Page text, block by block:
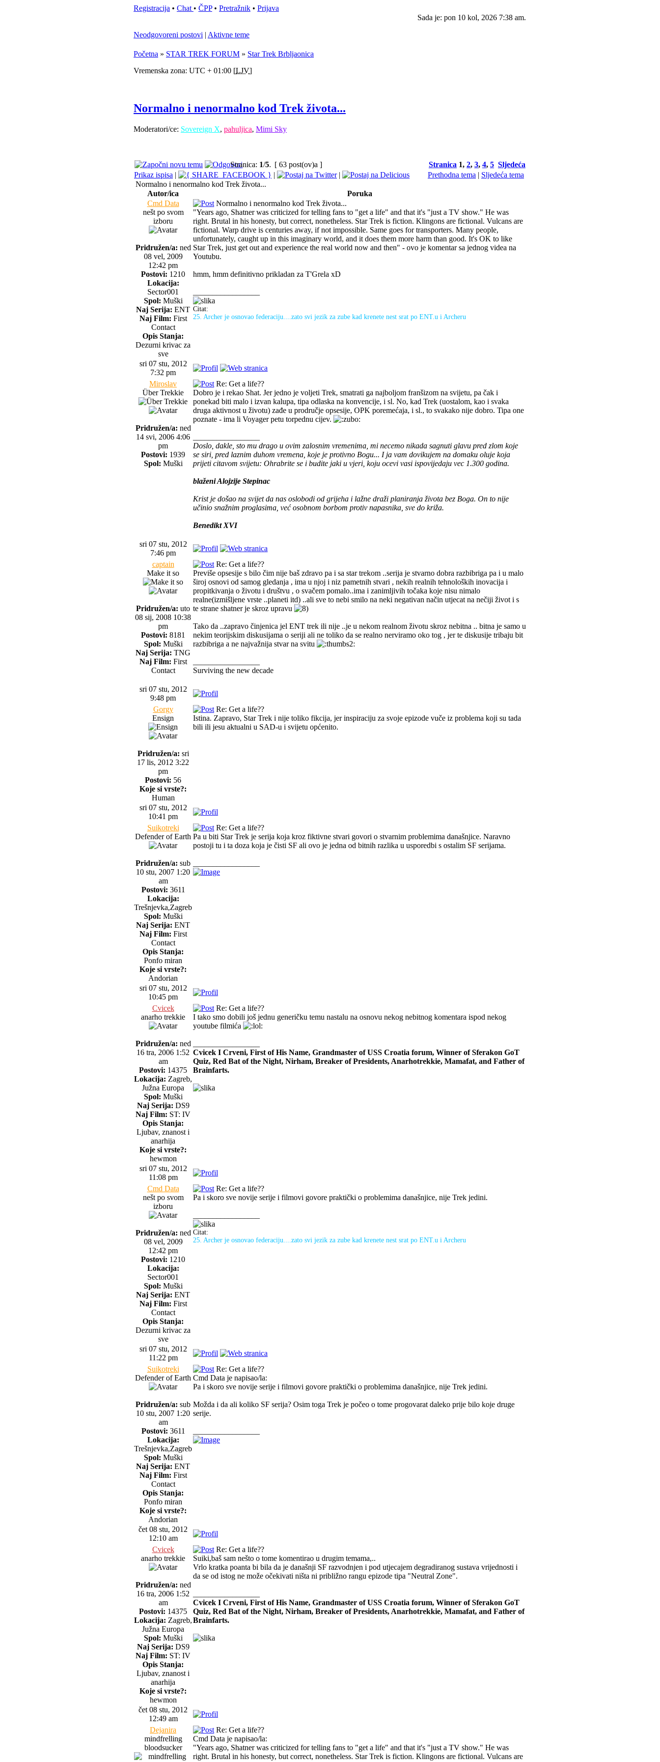
Registracija • Chat • ČPP• Pretražnik • Prijava
Sada je: pon 10 kol, 2026 7:38 am.
Neodgovoreni postovi | Aktivne teme
Početna » STAR TREK FORUM » Star Trek Brbljaonica
Vremenska zona: UTC + 01:00 [LJV]
Normalno i nenormalno kod Trek života...
Moderatori/ce: Sovereign X, pahuljica, Mimi Sky
Stranica: 1/5. [ 63 post(ov)a ] Stranica 1, 2, 3, 4, 5 Sljedeća
Prikaz ispisa | | | Prethodna tema | Sljedeća tema
Normalno i nenormalno kod Trek života...
Autor/ica
Poruka
Cmd Data
nešt po svom
izboru
Pridružen/a: ned
08 vel, 2009
12:42 pm
Postovi: 1210
Lokacija:
Sector001
Spol: Muški
Naj Serija: ENT
Naj Film: First
Contact
Opis Stanja:
Dezurni krivac za
sve
Normalno i nenormalno kod Trek života...
"Years ago, Shatner was criticized for telling fans to "get a life" and that it's "just a TV show." He was
right. Brutal in his honesty, but correct, nonetheless. Star Trek is fiction. Klingons are fictional. Vulcans are
fictional. Warp drive is centuries away, if not impossible. Same goes for transporters. Many people,
unfortunately, caught up in this imaginary world, and it does them more harm than good. It's OK to like
Star Trek, just get out and experience the real world now and then" - ovo je komentar sa jednog videa na
Youtubu.
hmm, hmm definitivno prikladan za T'Grela xD
Citat:
25. Archer je osnovao federaciju....zato svi jezik za zube kad krenete nest srat po ENT.u i Archeru
sri 07 stu, 2012
7:32 pm
Miroslav
Über Trekkie
Pridružen/a: ned
14 svi, 2006 4:06
pm
Postovi: 1939
Spol: Muški
Re: Get a life??
Dobro je i rekao Shat. Jer jedno je voljeti Trek, smatrati ga najboljom franšizom na svijetu, pa čak i
ponekad biti malo i izvan kalupa, tipa odlaska na konvencije, i sl. No, kad Trek (uostalom, kao i svaka
druga aktivnost u životu) zađe u prodručje opsesije, OPK poremećaja, i sl., to svakako nije dobro. Tipa one
poznate - ima li Voyager petu torpednu cijev.
Doslo, dakle, sto mu drago u ovim zalosnim vremenima, mi necemo nikada sagnuti glavu pred zlom koje
se siri, pred laznim duhom vremena, koje je protivno Bogu... I ja vam dovikujem na domaku oluje koja
prijeti citavom svijetu: Ohrabrite se i budite jaki u vjeri, koju ocevi vasi ispovijedaju vec 1.300 godina.
blaženi Alojzije Stepinac
Krist je došao na svijet da nas oslobodi od grijeha i lažne draži planiranja života bez Boga. On to nije
učinio snažnim proglasima, već osobnom borbom protiv napasnika, sve do križa.
Benedikt XVI
sri 07 stu, 2012
7:46 pm
captain
Make it so
Pridružen/a: uto
08 sij, 2008 10:38
pm
Postovi: 8181
Spol: Muški
Naj Serija: TNG
Naj Film: First
Contact
Re: Get a life??
Previše opsesije s bilo čim nije baš zdravo pa i sa star trekom ..serija je stvarno dobra razbibriga pa i u malo
široj osnovi od samog gledanja , ima u njoj i niz pametnih stvari , nekih realnih tehnoloških inovacija i
propitkivanja o životu i društvu , o svačem pomalo..ima i zanimljivih točaka koje nisu nimalo
realne(izmišljene vrste ..planeti itd) ..ali sve to nebi smilo na neki negativan način utjecat na nečiji život i s
te strane shatner je skroz upravu
Tako da ..zapravo činjenica jel ENT trek ili nije ..je u nekom realnom životu skroz nebitna .. bitna je samo u
nekim teorijskim diskusijama o seriji ali ne toliko da se realno nerviramo oko tog , jer te diskusije tribaju bit
razbibriga a ne najvažnija stvar na svitu
Surviving the new decade
sri 07 stu, 2012
9:48 pm
Gorgy
Ensign
Pridružen/a: sri
17 lis, 2012 3:22
pm
Postovi: 56
Koje si vrste?:
Human
Re: Get a life??
Istina. Zapravo, Star Trek i nije toliko fikcija, jer inspiraciju za svoje epizode vuče iz problema koji su tada
bili ili jesu aktualni u SAD-u i svijetu općenito.
sri 07 stu, 2012
10:41 pm
Suikotreki
Defender of Earth
Pridružen/a: sub
10 stu, 2007 1:20
am
Postovi: 3611
Lokacija:
Trešnjevka,Zagreb
Spol: Muški
Naj Serija: ENT
Naj Film: First
Contact
Opis Stanja:
Ponfo miran
Koje si vrste?:
Andorian
Re: Get a life??
Pa u biti Star Trek je serija koja kroz fiktivne stvari govori o stvarnim problemima današnjice. Naravno
postoji tu i ta doza koja je čisti SF ali ovo je jedna od bitnih razlika u usporedbi s ostalim SF serijama.
sri 07 stu, 2012
10:45 pm
Cvicek
anarho trekkie
Pridružen/a: ned
16 tra, 2006 1:52
am
Postovi: 14375
Lokacija: Zagreb,
Južna Europa
Spol: Muški
Naj Serija: DS9
Naj Film: ST: IV
Opis Stanja:
Ljubav, znanost i
anarhija
Koje si vrste?:
hewmon
Re: Get a life??
I tako smo dobili još jednu generičku temu nastalu na osnovu nekog nebitnog komentara ispod nekog
youtube filmića
Cvicek I Crveni, First of His Name, Grandmaster of USS Croatia forum, Winner of Sferakon GoT
Quiz, Red Bat of the Night, Nirham, Breaker of Presidents, Anarhotrekkie, Mamafat, and Father of
Brainfarts.
sri 07 stu, 2012
11:08 pm
Cmd Data
nešt po svom
izboru
Pridružen/a: ned
08 vel, 2009
12:42 pm
Postovi: 1210
Lokacija:
Sector001
Spol: Muški
Naj Serija: ENT
Naj Film: First
Contact
Opis Stanja:
Dezurni krivac za
sve
Re: Get a life??
Pa i skoro sve novije serije i filmovi govore praktički o problemima današnjice, nije Trek jedini.
Citat:
25. Archer je osnovao federaciju....zato svi jezik za zube kad krenete nest srat po ENT.u i Archeru
sri 07 stu, 2012
11:22 pm
Suikotreki
Defender of Earth
Pridružen/a: sub
10 stu, 2007 1:20
am
Postovi: 3611
Lokacija:
Trešnjevka,Zagreb
Spol: Muški
Naj Serija: ENT
Naj Film: First
Contact
Opis Stanja:
Ponfo miran
Koje si vrste?:
Andorian
Re: Get a life??
Cmd Data je napisao/la:
Pa i skoro sve novije serije i filmovi govore praktički o problemima današnjice, nije Trek jedini.
Možda i da ali koliko SF serija? Osim toga Trek je počeo o tome progovarat daleko prije bilo koje druge
serije.
čet 08 stu, 2012
12:10 am
Cvicek
anarho trekkie
Pridružen/a: ned
16 tra, 2006 1:52
am
Postovi: 14375
Lokacija: Zagreb,
Južna Europa
Spol: Muški
Naj Serija: DS9
Naj Film: ST: IV
Opis Stanja:
Ljubav, znanost i
anarhija
Koje si vrste?:
hewmon
Re: Get a life??
Suiki,baš sam nešto o tome komentirao u drugim temama,..
Vrlo kratka poanta bi bila da je današnji SF razvodnjen i pod utjecajem degradiranog sustava vrijednosti i
da se od istog ne može očekivati ništa ni približno rangu epizode tipa "Neutral Zone".
Cvicek I Crveni, First of His Name, Grandmaster of USS Croatia forum, Winner of Sferakon GoT
Quiz, Red Bat of the Night, Nirham, Breaker of Presidents, Anarhotrekkie, Mamafat, and Father of
Brainfarts.
čet 08 stu, 2012
12:49 am
Dejanira
mindfrelling
bloodsucker
Re: Get a life??
Cmd Data je napisao/la:
"Years ago, Shatner was criticized for telling fans to "get a life" and that it's "just a TV show." He was
right. Brutal in his honesty, but correct, nonetheless. Star Trek is fiction. Klingons are fictional. Vulcans are